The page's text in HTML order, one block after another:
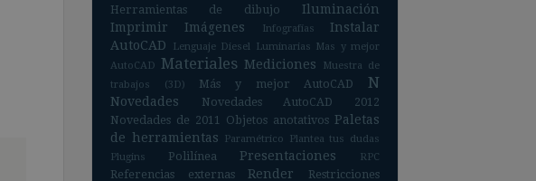
Herramientas de dibujo
Iluminación
Imprimir
Imágenes Infografías
Instalar
AutoCAD
Lenguaje Diesel Luminarias Mas y mejor
AutoCAD Materiales Mediciones
Muestra de
trabajos (3D)
Más y mejor AutoCAD N
Novedades
Novedades AutoCAD 2012
Novedades de 2011
Objetos anotativos Paletas
de herramientas
Paramétrico
Plantea tus dudas
Plugins
Polilínea Presentaciones RPC
Referencias externas Render Restricciones